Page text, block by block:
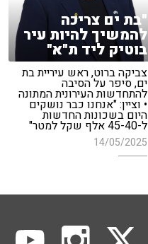
"בת ים צריכה
להמשיך להיות עיר
בוטיק ליד ת"א"
צביקה ברוט, ראש עיריית בת
ים, סיפר על הסיבה
להתחדשות העירונית המתונה
• וציין: "אנחנו כבר נושקים
היום בשכונות החדשות
ל-45-40 אלף שקל למטר"
14/05/2025